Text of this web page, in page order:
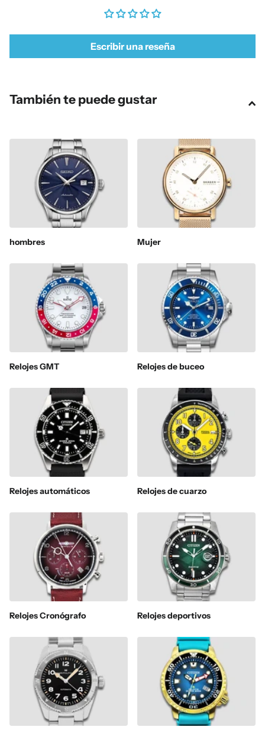
Escribir una reseña
También te puede gustar
hombres Mujer
Relojes GMT Relojes de buceo
Relojes automáticos Relojes de cuarzo
Relojes Cronógrafo Relojes deportivos